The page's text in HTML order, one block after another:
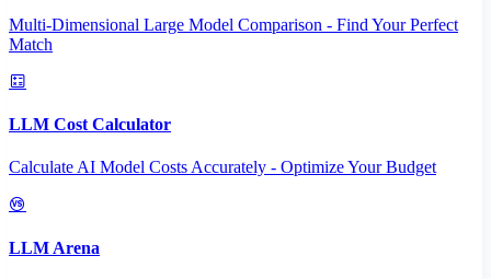
Multi-Dimensional Large Model Comparison - Find Your Perfect
Match
LLM Cost Calculator
Calculate AI Model Costs Accurately - Optimize Your Budget
LLM Arena